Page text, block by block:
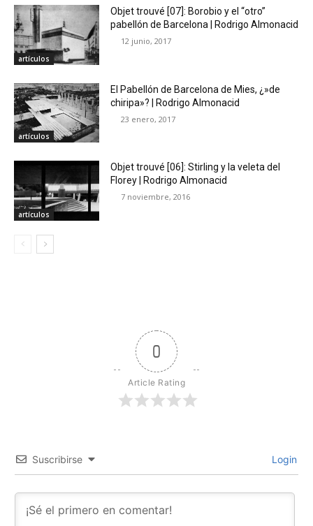
artículos
Objet trouvé [07]: Borobio y el “otro”
pabellón de Barcelona | Rodrigo Almonacid
12 junio, 2017
artículos
El Pabellón de Barcelona de Mies, ¿»de
chiripa»? | Rodrigo Almonacid
23 enero, 2017
artículos
Objet trouvé [06]: Stirling y la veleta del
Florey | Rodrigo Almonacid
7 noviembre, 2016
0
Article Rating
Suscribirse Login